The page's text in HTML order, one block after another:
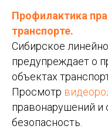
Профилактика
транспорте.
Сибирское
предупреждает о
объектах
Просмотр
правонарушений и
безопасность.